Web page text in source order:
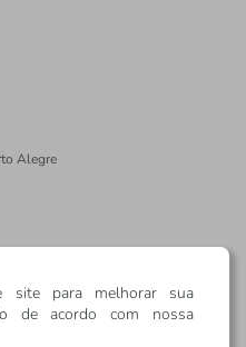
Alegre
site para melhorar sua
de acordo com nossa